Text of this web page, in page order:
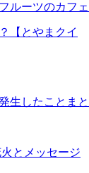
ルーツのカフェ
【とやまクイ
生したことまと
とメッセージ